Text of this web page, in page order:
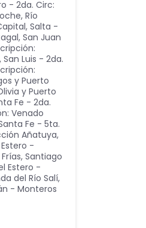
- 2da. Circ:
, Río
, Salta -
, San Juan
, San Luis - 2da.
y Puerto
y Puerto
Fe - 2da.
Venado
Fe - 5ta.
Añatuya,
-
, Santiago
Estero -
del Río Salí,
- Monteros